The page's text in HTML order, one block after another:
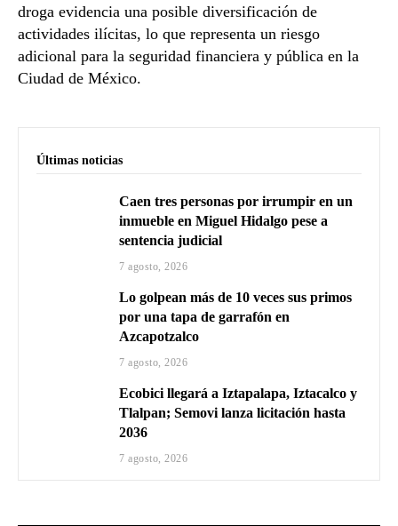
droga evidencia una posible diversificación de
actividades ilícitas, lo que representa un riesgo
adicional para la seguridad financiera y pública en la
Ciudad de México.
Últimas noticias
Caen tres personas por irrumpir en un
inmueble en Miguel Hidalgo pese a
sentencia judicial
7 agosto, 2026
Lo golpean más de 10 veces sus primos
por una tapa de garrafón en
Azcapotzalco
7 agosto, 2026
Ecobici llegará a Iztapalapa, Iztacalco y
Tlalpan; Semovi lanza licitación hasta
2036
7 agosto, 2026